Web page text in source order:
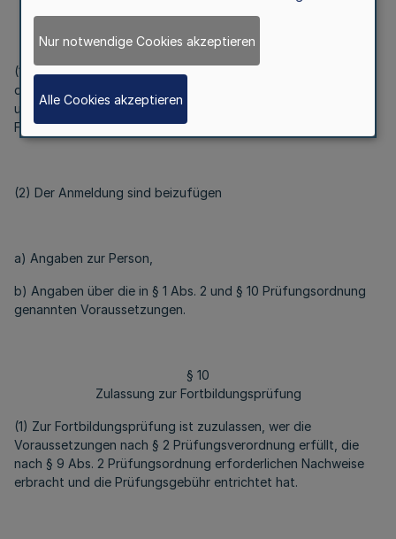
§ 9
Anmeldung
(1) Die Anmeldung zur Fortbildungsprüfung hat schriftlich auf
den von der zuständigen Stelle vorgesehenen Vordrucken
unter Beachtung der Anmeldefrist bei dieser oder der
Fortbildungseinrichtung zu erfolgen.
(2) Der Anmeldung sind beizufügen
a) Angaben zur Person,
b) Angaben über die in § 1 Abs. 2 und § 10 Prüfungsordnung
genannten Voraussetzungen.
§ 10
Zulassung zur Fortbildungsprüfung
(1) Zur Fortbildungsprüfung ist zuzulassen, wer die
Voraussetzungen nach § 2 Prüfungsverordnung erfüllt, die
nach § 9 Abs. 2 Prüfungsordnung erforderlichen Nachweise
erbracht und die Prüfungsgebühr entrichtet hat.
Nur notwendige Cookies akzeptieren
Alle Cookies akzeptieren